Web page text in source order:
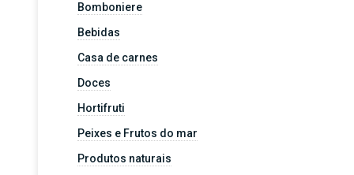
Bomboniere
Bebidas
Casa de carnes
Doces
Hortifruti
Peixes e Frutos do mar
Produtos naturais